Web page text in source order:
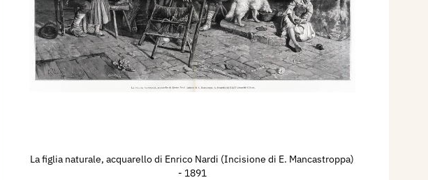
La figlia naturale, acquarello di Enrico Nardi (Incisione di E. Mancastroppa)
- 1891